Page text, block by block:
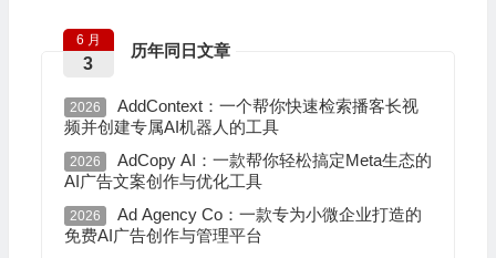
历年同日文章
6 月
3
2026
AddContext：一个帮你快速检索播客长视
频并创建专属AI机器人的工具
2026
AdCopy AI：一款帮你轻松搞定Meta生态的
AI广告文案创作与优化工具
2026
Ad Agency Co：一款专为小微企业打造的
免费AI广告创作与管理平台